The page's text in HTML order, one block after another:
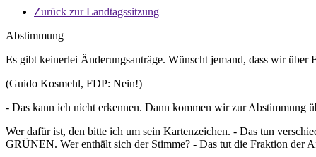
Zurück zur Landtagssitzung
Abstimmung
Es gibt keinerlei Änderungsanträge. Wünscht jemand, dass wir über
(Guido Kosmehl, FDP: Nein!)
- Das kann ich nicht erkennen. Dann kommen wir zur Abstimmung
Wer dafür ist, den bitte ich um sein Kartenzeichen. - Das tun
GRÜNEN. Wer enthält sich der Stimme? - Das tut die Fraktion der